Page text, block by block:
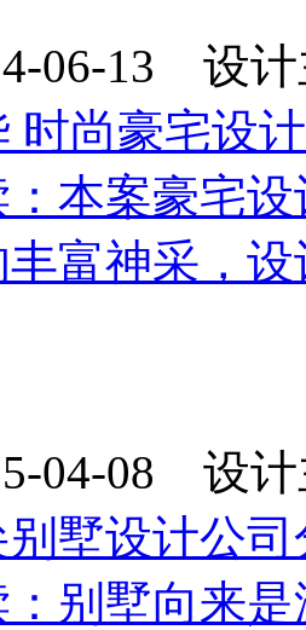
06-13 设
时尚豪宅设
本案豪宅
丰富神采，
04-08 设
别墅设计公
别墅向来